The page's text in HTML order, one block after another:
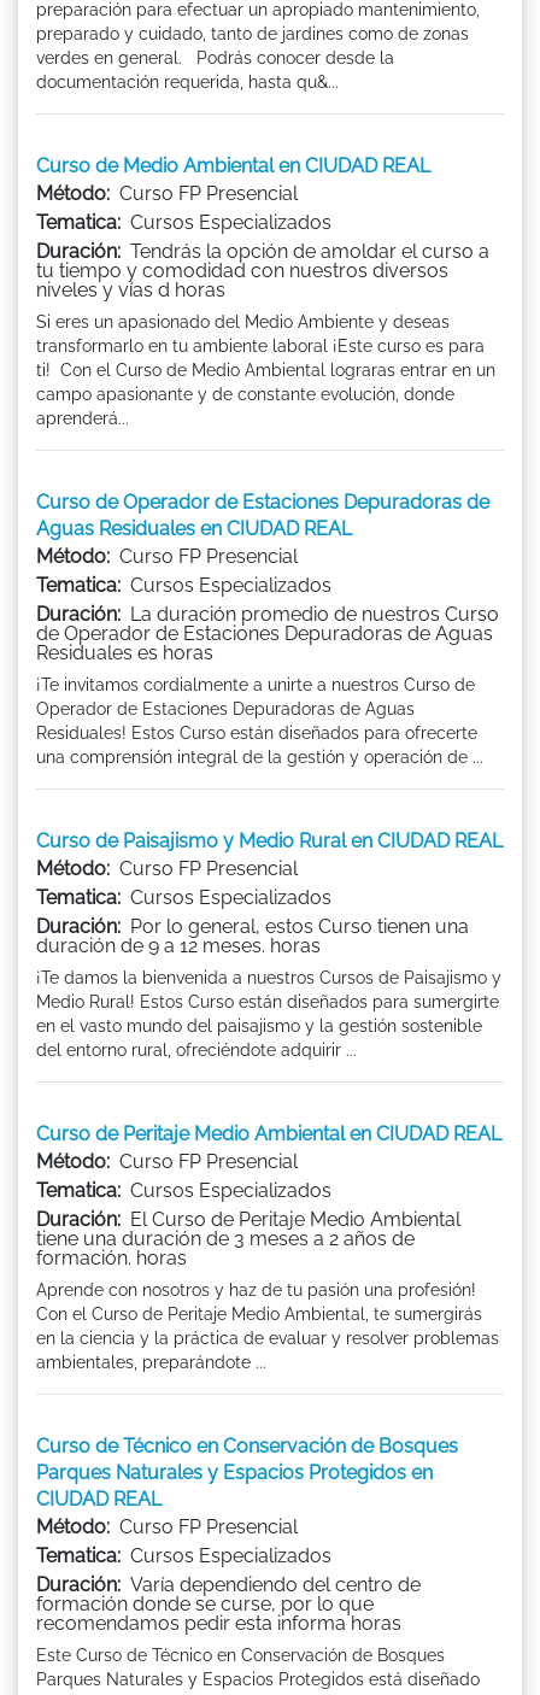
preparación para efectuar un apropiado mantenimiento,
preparado y cuidado, tanto de jardines como de zonas
verdes en general. Podrás conocer desde la
documentación requerida, hasta qu&...
Curso de Medio Ambiental en CIUDAD REAL
Método: Curso FP Presencial
Tematica: Cursos Especializados
Duración: Tendrás la opción de amoldar el curso a
tu tiempo y comodidad con nuestros diversos
niveles y vías d horas
Si eres un apasionado del Medio Ambiente y deseas
transformarlo en tu ambiente laboral ¡Este curso es para
ti! Con el Curso de Medio Ambiental lograras entrar en un
campo apasionante y de constante evolución, donde
aprenderá...
Curso de Operador de Estaciones Depuradoras de
Aguas Residuales en CIUDAD REAL
Método: Curso FP Presencial
Tematica: Cursos Especializados
Duración: La duración promedio de nuestros Curso
de Operador de Estaciones Depuradoras de Aguas
Residuales es horas
¡Te invitamos cordialmente a unirte a nuestros Curso de
Operador de Estaciones Depuradoras de Aguas
Residuales! Estos Curso están diseñados para ofrecerte
una comprensión integral de la gestión y operación de ...
Curso de Paisajismo y Medio Rural en CIUDAD REAL
Método: Curso FP Presencial
Tematica: Cursos Especializados
Duración: Por lo general, estos Curso tienen una
duración de 9 a 12 meses. horas
¡Te damos la bienvenida a nuestros Cursos de Paisajismo y
Medio Rural! Estos Curso están diseñados para sumergirte
en el vasto mundo del paisajismo y la gestión sostenible
del entorno rural, ofreciéndote adquirir ...
Curso de Peritaje Medio Ambiental en CIUDAD REAL
Método: Curso FP Presencial
Tematica: Cursos Especializados
Duración: El Curso de Peritaje Medio Ambiental
tiene una duración de 3 meses a 2 años de
formación. horas
Aprende con nosotros y haz de tu pasión una profesión!
Con el Curso de Peritaje Medio Ambiental, te sumergirás
en la ciencia y la práctica de evaluar y resolver problemas
ambientales, preparándote ...
Curso de Técnico en Conservación de Bosques
Parques Naturales y Espacios Protegidos en
CIUDAD REAL
Método: Curso FP Presencial
Tematica: Cursos Especializados
Duración: Varía dependiendo del centro de
formación donde se curse, por lo que
recomendamos pedir esta informa horas
Este Curso de Técnico en Conservación de Bosques
Parques Naturales y Espacios Protegidos está diseñado